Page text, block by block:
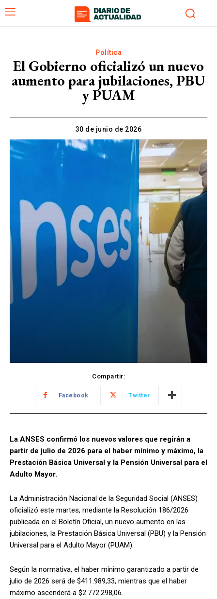
Política
El Gobierno oficializó un nuevo
aumento para jubilaciones, PBU
y PUAM
30 de junio de 2026
Compartir:
Facebook Twitter
La ANSES confirmó los nuevos valores que regirán a
partir de julio de 2026 para el haber mínimo y máximo, la
Prestación Básica Universal y la Pensión Universal para el
Adulto Mayor.
La Administración Nacional de la Seguridad Social (ANSES)
oficializó este martes, mediante la Resolución 186/2026
publicada en el Boletín Oficial, un nuevo aumento en las
jubilaciones, la Prestación Básica Universal (PBU) y la Pensión
Universal para el Adulto Mayor (PUAM).
Según la normativa, el haber mínimo garantizado a partir de
julio de 2026 será de $411.989,33, mientras que el haber
máximo ascenderá a $2.772.298,06.